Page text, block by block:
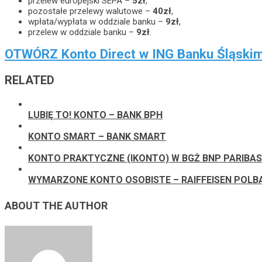
pozostałe przelewy walutowe – 40zł,
wpłata/wypłata w oddziale banku – 9zł,
przelew w oddziale banku – 9zł.
OTWÓRZ Konto Direct w ING Banku
RELATED
LUBIĘ TO! KONTO – BANK BPH
KONTO SMART – BANK SMART
KONTO PRAKTYCZNE (IKONTO) W BGŻ BNP PARIBAS
WYMARZONE KONTO OSOBISTE – RAIFFEISEN
ABOUT THE AUTHOR